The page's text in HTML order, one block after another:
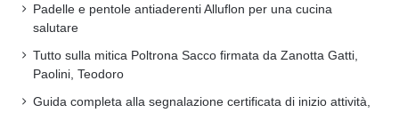
Padelle e pentole antiaderenti Alluflon per una cucina
salutare
Tutto sulla mitica Poltrona Sacco firmata da Zanotta Gatti,
Paolini, Teodoro
Guida completa alla segnalazione certificata di inizio attività,